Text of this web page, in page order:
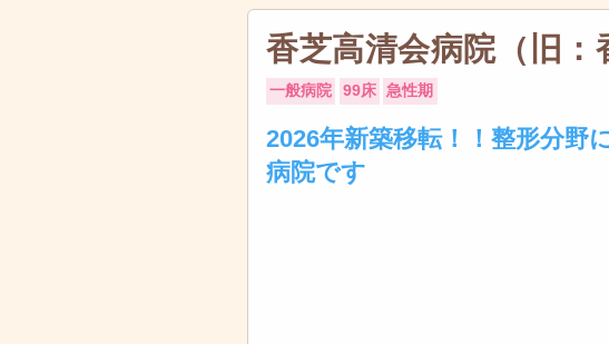
香芝高清会病院（旧：
一般病院 99床 急性期
2026年新築移転！！整形分野
病院です